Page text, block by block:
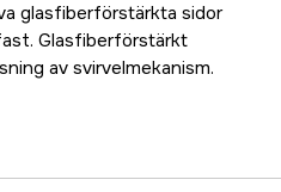
glasfiberförstärkta sidor
Glasfiberförstärkt
av svirvelmekanism.